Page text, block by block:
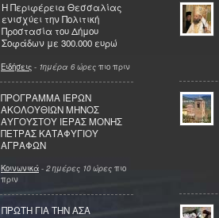
Η Περιφέρεια Θεσσαλίας
ενισχύει την Πολιτική
Προστασία του Δήμου
Σοφάδων με 300.000 ευρώ
Ειδήσεις - 1ημέρα 6 ώρες πιο πριν
ΠΡΟΓΡΑΜΜΑ ΙΕΡΩΝ
ΑΚΟΛΟΥΘΙΩΝ ΜΗΝΟΣ
ΑΥΓΟΥΣΤΟΥ ΙΕΡΑΣ ΜΟΝΗΣ
ΠΕΤΡΑΣ ΚΑΤΑΦΥΓΙΟΥ
ΑΓΡΑΦΩΝ
Κοινωνικά - 2 ημέρες 10 ώρες πιο
πριν
ΠΡΩΤΗ ΓΙΑ ΤΗΝ ΑΣΑ